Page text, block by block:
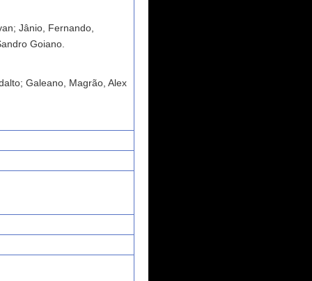
Jânio, Fernando,
Goiano.
Galeano, Magrão, Alex